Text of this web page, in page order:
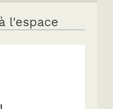
l'espace